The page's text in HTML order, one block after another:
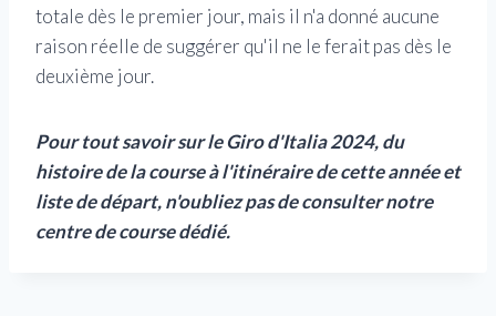
totale dès le premier jour, mais il n'a donné aucune
raison réelle de suggérer qu'il ne le ferait pas dès le
deuxième jour.
Pour tout savoir sur le Giro d'Italia 2024, du
histoire de la courseà l'itinéraire de cette annéeet
liste de départ, n'oubliez pas de consulter notre
centre de course dédié.